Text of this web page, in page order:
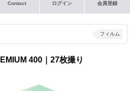
Contact ログイン 会員登録
フィルム
400｜27枚撮り